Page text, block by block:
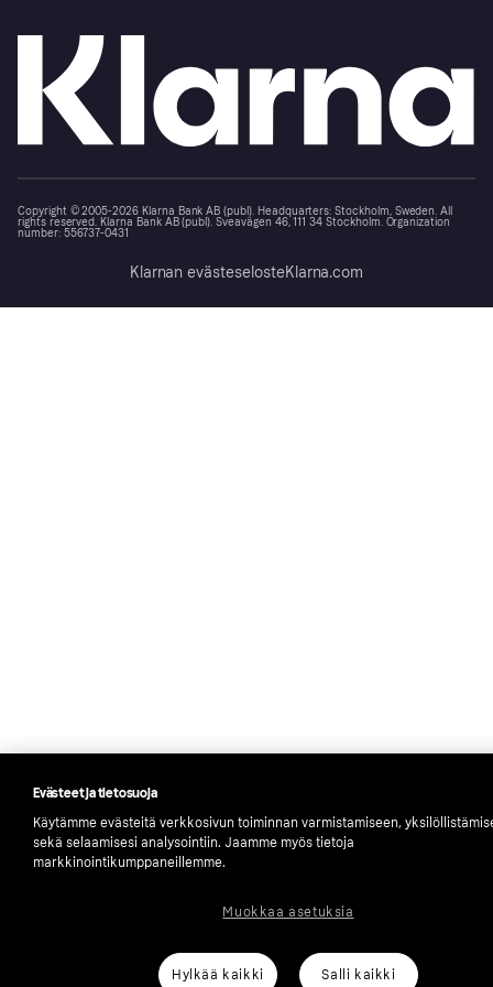
Copyright © 2005-2026 Klarna Bank AB (publ). Headquarters: Stockholm, Sweden. All
rights reserved. Klarna Bank AB (publ). Sveavägen 46, 111 34 Stockholm. Organization
number: 556737-0431
Klarnan evästeselosteKlarna.com
Evästeet ja tietosuoja
Käytämme evästeitä verkkosivun toiminnan varmistamiseen,
sekä selaamisesi analysointiin. Jaamme myös tietoja
markkinointikumppaneillemme.
Hylkää kaikki Salli kaikki
Muokkaa asetuksia